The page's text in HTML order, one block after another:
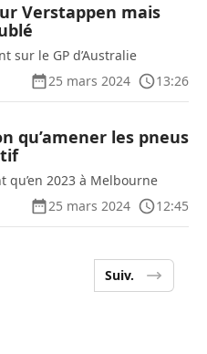
Verstappen mais
sur le GP d’Australie
25 mars 2024
13:26
qu’amener les pneus
qu’en 2023 à Melbourne
25 mars 2024
12:45
Suiv.